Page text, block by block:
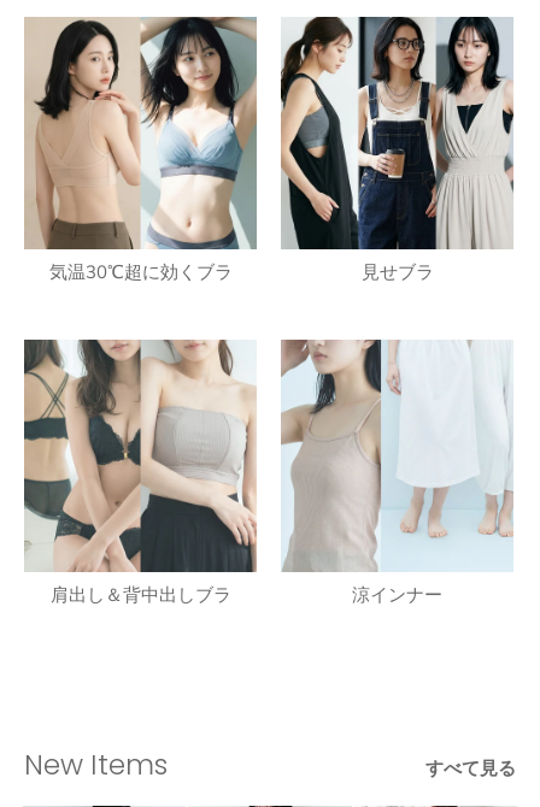
気温30℃超に効くブラ 見せブラ
肩出し＆背中出しブラ 涼インナー
New Items すべて見る